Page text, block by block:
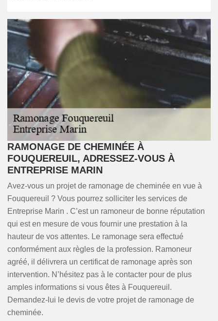
RAMONAGE DE CHEMINÉE À
FOUQUEREUIL, ADRESSEZ-VOUS À
ENTREPRISE MARIN
Avez-vous un projet de ramonage de cheminée en vue à
Fouquereuil ? Vous pourrez solliciter les services de
Entreprise Marin . C’est un ramoneur de bonne réputation
qui est en mesure de vous fournir une prestation à la
hauteur de vos attentes. Le ramonage sera effectué
conformément aux règles de la profession. Ramoneur
agréé, il délivrera un certificat de ramonage après son
intervention. N’hésitez pas à le contacter pour de plus
amples informations si vous êtes à Fouquereuil.
Demandez-lui le devis de votre projet de ramonage de
cheminée.